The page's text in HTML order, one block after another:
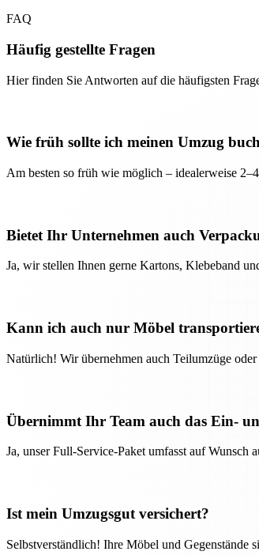
FAQ
Häufig gestellte Fragen
Hier finden Sie Antworten auf die häufigsten
Wie früh sollte ich meinen Umzug
Am besten so früh wie möglich – idealerweise
Bietet Ihr Unternehmen auch
Ja, wir stellen Ihnen gerne Kartons, Klebeband
Kann ich auch nur Möbel
Natürlich! Wir übernehmen auch Teilumzüge
Übernimmt Ihr Team auch das Ein-
Ja, unser Full-Service-Paket umfasst auf Wunsch
Ist mein Umzugsgut versichert?
Selbstverständlich! Ihre Möbel und Gegenstände